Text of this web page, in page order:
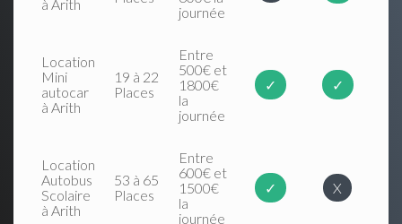
à Arith
journée
Location
Mini
autocar
à Arith
19 à 22
Places
Entre
500€ et
1800€
la
journée
✓ ✓
Location
Autobus
Scolaire
à Arith
53 à 65
Places
Entre
600€ et
1500€
la
journée
✓ X